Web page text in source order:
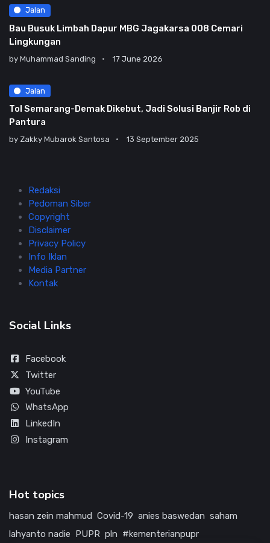
Jalan
Bau Busuk Limbah Dapur MBG Jagakarsa 008 Cemari
Lingkungan
by Muhammad Sanding 17 June 2026
Jalan
Tol Semarang-Demak Dikebut, Jadi Solusi Banjir Rob di
Pantura
by Zakky Mubarok Santosa 13 September 2025
Redaksi
Pedoman Siber
Copyright
Disclaimer
Privacy Policy
Info Iklan
Media Partner
Kontak
Social Links
Facebook
Twitter
YouTube
WhatsApp
LinkedIn
Instagram
Hot topics
hasan zein mahmud Covid-19 anies baswedan saham
lahyanto nadie PUPR pln #kementerianpupr